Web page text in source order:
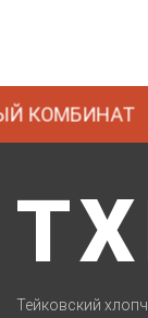
Тейковский